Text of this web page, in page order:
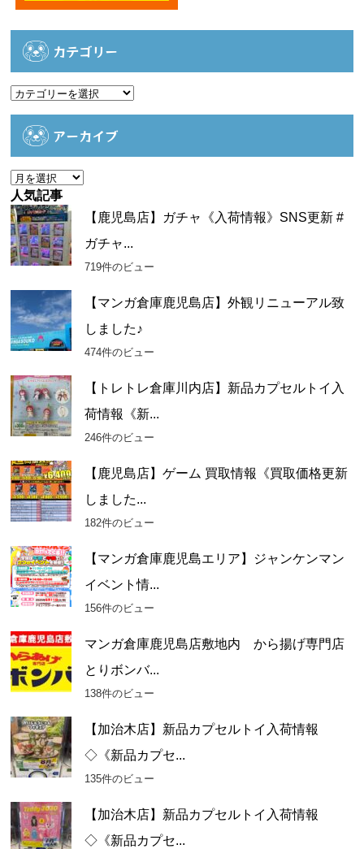
カテゴリー
カ
アーカイブ
ア
ー
カ
イ
ブ
人気記事
【鹿児島店】ガチャ《入荷情報》SNS更新 #
ガチャ...
719件のビュー
【マンガ倉庫鹿児島店】外観リニューアル致
しました♪
474件のビュー
【トレトレ倉庫川内店】新品カプセルトイ入
荷情報《新...
246件のビュー
【鹿児島店】ゲーム 買取情報《買取価格更新
しました...
182件のビュー
【マンガ倉庫鹿児島エリア】ジャンケンマン
イベント情...
156件のビュー
マンガ倉庫鹿児島店敷地内 から揚げ専門店
とりボンバ...
138件のビュー
【加治木店】新品カプセルトイ入荷情報
◇《新品カプセ...
135件のビュー
【加治木店】新品カプセルトイ入荷情報
◇《新品カプセ...